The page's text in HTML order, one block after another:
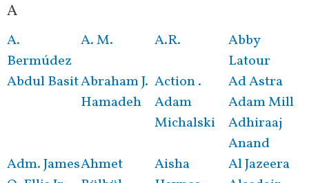
A
A.
Bermúdez
A. M. A.R.
Abby
Latour
Abdul BasitAbraham J.
Hamadeh
Action .
Ad Astra
Adam
Michalski
Adam Mill
Adhiraaj
Anand
Adm. JamesAhmet
Aisha
Al Jazeera